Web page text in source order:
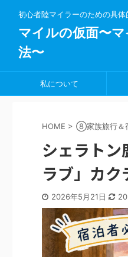
初心者陸マイラーのための具
マイルの仮面〜
法〜
私について
HOME > ⑧家族旅行＆
シェラト
ラブ」カ
2026年5月21日